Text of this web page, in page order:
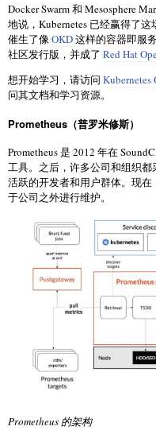
Docker Swarm 和 Mesosphere
地说，Kubernetes 已经赢得了
催生了像OKD这样的容器即服
社区发行版，并成了 Red Hat
想开始学习，请访问
问其文档和学习资源。
Prometheus（普罗米修斯）
Prometheus 是 2012 年在
工具。之后，许多公司和组织都
活跃的开发者和用户群体。现
于公司之外进行维护。
Prometheus 的架构